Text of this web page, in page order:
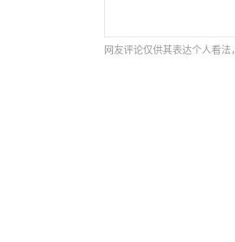
网友评论仅供其表达个人看